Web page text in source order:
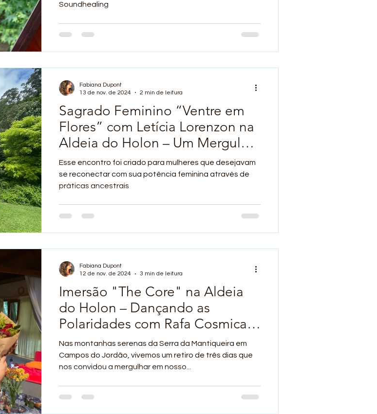
Soundhealing
Sagrado Feminino “Ventre em
Flores” com Letícia Lorenzon na
Aldeia do Holon – Um Mergulho
no Feminino Ancestral
Esse encontro foi criado para mulheres que desejavam
se reconectar com sua potência feminina através de
práticas ancestrais
Fabiana Dupont
13 de nov. de 2024
2 min de leitura
Imersão "The Core" na Aldeia
do Holon – Dançando as
Polaridades com Rafa Cosmica e
Sabrina Mansur
Nas montanhas serenas da Serra da Mantiqueira em
Campos do Jordão, vivemos um retiro de três dias que
nos convidou a mergulhar em nosso...
Fabiana Dupont
12 de nov. de 2024
3 min de leitura